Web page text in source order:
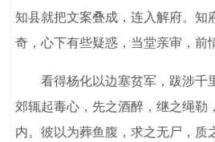
知县就把文案叠成，连入解府。知
奇，心下有些疑惑，当堂亲审，前
看得杨化以边塞贫军，跋涉千
郊辄起毒心，先之酒醉，继之绳勒
内。彼以为葬鱼腹，求之无尸，质